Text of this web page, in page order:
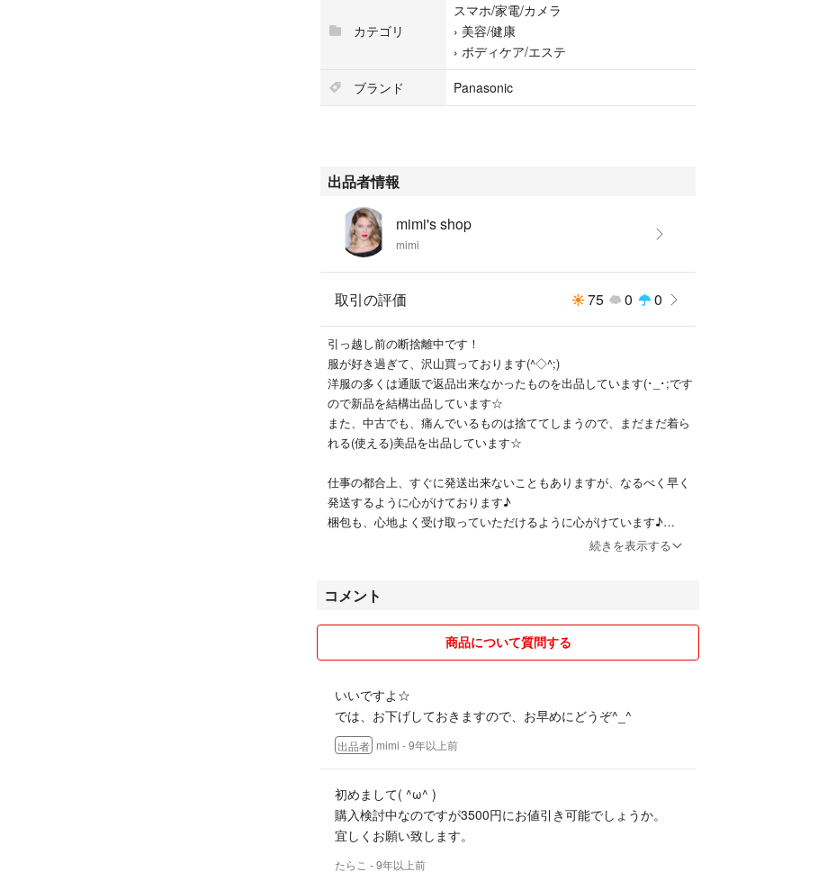
カテゴリ
スマホ/家電/カメラ
› 美容/健康
› ボディケア/エステ
ブランド
Panasonic
出品者情報
mimi's shop
mimi
取引の評価 75 0 0
引っ越し前の断捨離中です！
服が好き過ぎて、沢山買っております(^◇^;)
洋服の多くは通販で返品出来なかったものを出品しています(･_･;です
ので新品を結構出品しています☆
また、中古でも、痛んでいるものは捨ててしまうので、まだまだ着ら
れる(使える)美品を出品しています☆
仕事の都合上、すぐに発送出来ないこともありますが、なるべく早く
発送するように心がけております♪
梱包も、心地よく受け取っていただけるように心がけています♪
すぐにお送りできない時はあらかじめお伝えいたします！
☆注意事項☆
下記の点のみお許し下さい〜m(_ _)m
・発送時の破損、郵便事故、トラブル等については責任を負いかねま
すので予めご了承下さい。
りますので、頑丈に梱包希望の場合はお申し出下さい。着払いにて対
応致します。
・中古品については、中古品であること、自宅保管であることを、ご
理解いただける方のみご購入下さい。
感の感じ方には個人差があり、また、素人検品につき見落としがある
可能性があります。
・新品未使用であっても、自宅保管品ですので、神経質な方、完璧を
お求めの方はお取引をお控え下さい。
続きを表示する
コメント
商品について質問する
いいですよ☆
では、お下げしておきますので、お早めにどうぞ^_^
出品者 mimi - 9年以上前
初めまして( ^ω^ )
購入検討中なのですが3500円にお値引き可能でしょうか。
宜しくお願い致します。
たらこ - 9年以上前